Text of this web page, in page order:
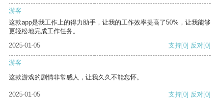
游客
这款app是我工作上的得力助手，让我的工作效率提高了50%，让我能够
更轻松地完成工作任务。
2025-01-05
支持[0] 反对[0]
游客
这款游戏的剧情非常感人，让我久久不能忘怀。
2025-01-05 支持[0] 反对[0]